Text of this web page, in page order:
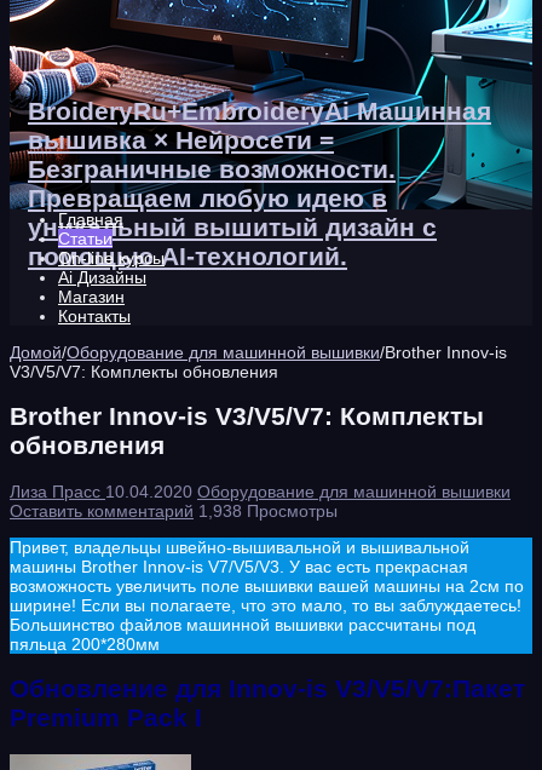
BroideryRu+EmbroideryAi Машинная
вышивка × Нейросети =
Безграничные возможности.
Превращаем любую идею в
уникальный вышитый дизайн с
помощью AI-технологий.
Главная
Статьи
On-line курсы
Ai Дизайны
Магазин
Контакты
Домой/Оборудование для машинной вышивки/Brother Innov-is
V3/V5/V7: Комплекты обновления
Brother Innov-is V3/V5/V7: Комплекты
обновления
Лиза Прасс 10.04.2020 Оборудование для машинной вышивки
Оставить комментарий 1,938 Просмотры
Привет, владельцы швейно-вышивальной и вышивальной
машины Brother Innov-is V7/V5/V3. У вас есть прекрасная
возможность увеличить поле вышивки вашей машины на 2см по
ширине! Если вы полагаете, что это мало, то вы заблуждаетесь!
Большинство файлов машинной вышивки рассчитаны под
пяльца 200*280мм
Обновление для Innov-is V3/V5/V7:Пакет
Premium Pack I